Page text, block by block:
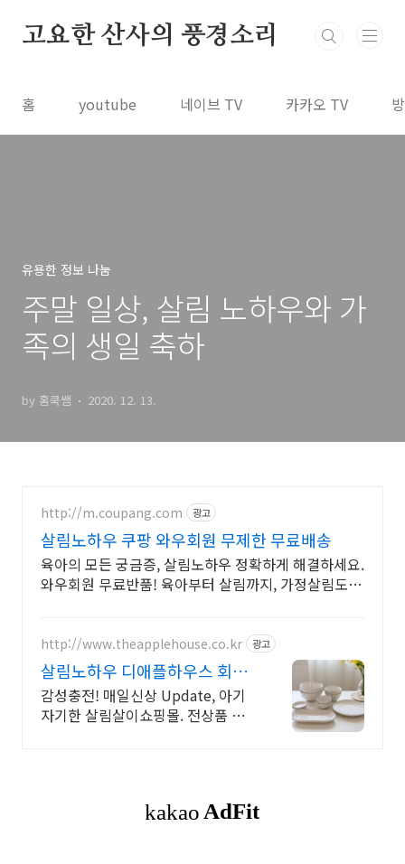
고요한 산사의 풍경소리
홈 youtube 네이브 TV 카카오 TV
유용한 정보 나눔
주말 일상, 살림 노하우와 가
족의 생일 축하
by 홈쿡쌤 2020. 12. 13.
http://m.coupang.com 광고
살림노하우 쿠팡 와우회원 무제한 무료배송
육아의 모든 궁금증, 살림노하우 정확하게 해결하세요.
와우회원 무료반품! 육아부터 살림까지, 가정살림도
http://www.theapplehouse.co.kr 광고
살림노하우 디애플하우스 회원
최대10%할인
감성충전! 매일신상 Update, 아기
자기한 살림살이쇼핑몰. 전상품 할